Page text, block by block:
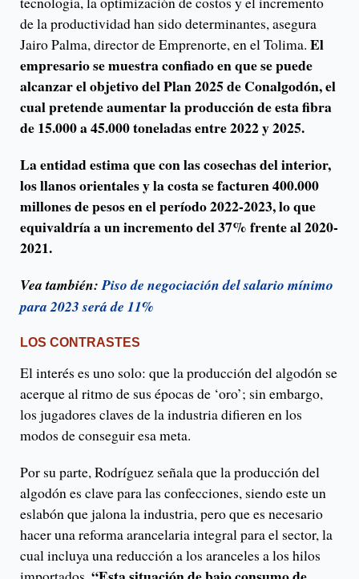
de la productividad han sido determinantes, asegura
Jairo Palma, director de Emprenorte, en el Tolima. El
empresario se muestra confiado en que se puede
alcanzar el objetivo del Plan 2025 de Conalgodón, el
cual pretende aumentar la producción de esta fibra
de 15.000 a 45.000 toneladas entre 2022 y 2025.
La entidad estima que con las cosechas del interior,
los llanos orientales y la costa se facturen 400.000
millones de pesos en el período 2022-2023, lo que
equivaldría a un incremento del 37% frente al 2020-
2021.
Vea también:Piso de negociación del salario mínimo
para 2023 será de 11%
LOS CONTRASTES
El interés es uno solo: que la producción del algodón se
acerque al ritmo de sus épocas de ‘oro’; sin embargo,
los jugadores claves de la industria difieren en los
modos de conseguir esa meta.
Por su parte, Rodríguez señala que la producción del
algodón es clave para las confecciones, siendo este un
eslabón que jalona la industria, pero que es necesario
hacer una reforma arancelaria integral para el sector, la
cual incluya una reducción a los aranceles a los hilos